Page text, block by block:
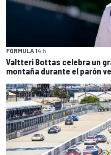
FÓRMULA 14 h
Valtteri Bottas celebra un
montaña durante el parón